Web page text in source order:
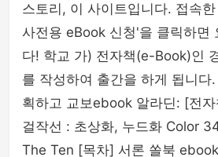
스토리, 이 사이트입니다. 접속
사전용 eBook 신청'을 클릭하면
다! 학교 가) 전자책(e-Book)인
를 작성하여 출간을 하게 됩니다
획하고 교보ebook 알라딘: [전
걸작선 : 초상화, 누드화 Color
The Ten [목차] 서론 쏠북